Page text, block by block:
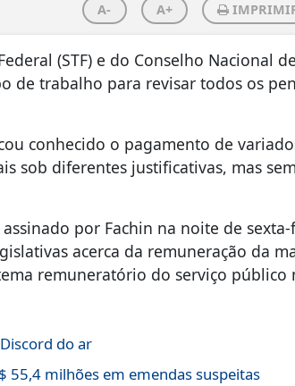
A- A+
(STF) e do Conselho Nacional
de trabalho para revisar todos os
conhecido o pagamento de
sob diferentes justificativas, mas
por Fachin na noite de
acerca da remuneração da
remuneratório do serviço público
do ar
55,4 milhões em emendas suspeitas